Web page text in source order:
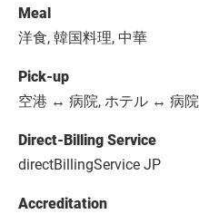
Meal
洋食, 韓国料理, 中華
Pick-up
空港 ↔ 病院, ホテル ↔ 病院
Direct-Billing Service
directBillingService JP
Accreditation